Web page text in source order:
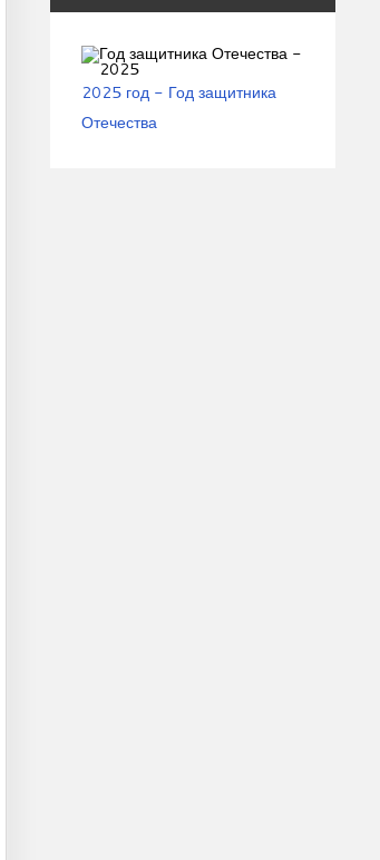
2025 год - Год защитника
Отечества